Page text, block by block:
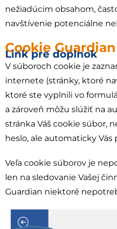
nežiadúcim obsahom,
navštívenie potenciálne
Cookie Guardian
Link pre doplnok
V súboroch cookie je
internete (stránky, ktoré
ktoré ste vyplnili vo
a zároveň môžu slúžiť na
stránka Váš cookie súbor,
heslo, ale automaticky Vás
Veľa cookie súborov je
len na sledovanie Vašej
Guardian niektoré